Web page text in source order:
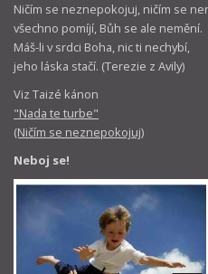
Ničím se neznepokojuj, ničím se
všechno pomíjí, Bůh se ale nemění.
Máš-li v srdci Boha, nic ti nechybí,
jeho láska stačí. (Terezie z Avily)
Viz Taizé kánon
"Nada te turbe"
(Ničím se neznepokojuj)
Neboj se!